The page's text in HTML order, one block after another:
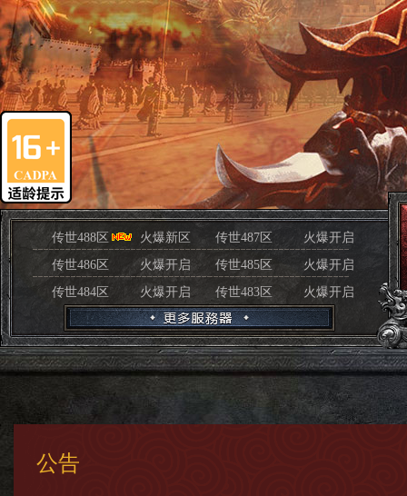
传世488区 火爆新区 传世487区
火爆开启
传世486区
火爆开启 传世485区
火爆开启
传世484区
火爆开启 传世483区 火爆开启
公告